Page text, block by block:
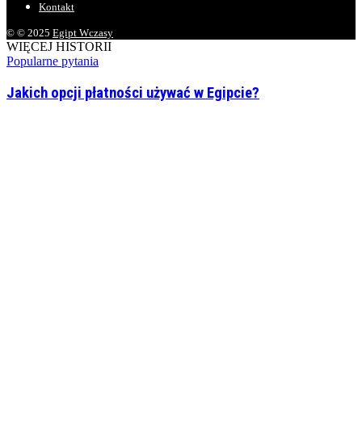
Kontakt
© © 2025 Egipt Wczasy
WIĘCEJ HISTORII
Popularne pytania
Jakich opcji płatności używać w Egipcie?